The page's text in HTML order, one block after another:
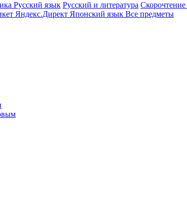
Русский язык Русский и литература Скорочтение
Яндекс.Директ Японский язык Все предметы